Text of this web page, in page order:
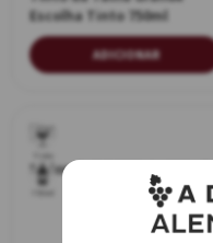
Escolha Tinto 750ml
ADICIONAR
Redondo DOC Tinto 750ml